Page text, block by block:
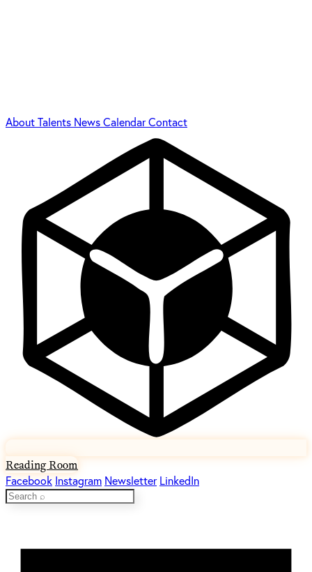
AboutTalents NewsCalendarContact
Reading Room
Facebook Instagram Newsletter LinkedIn